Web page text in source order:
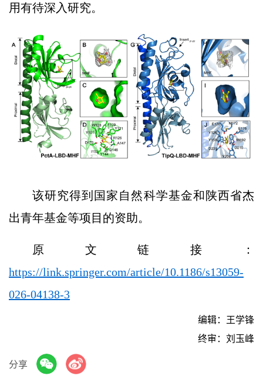
用有待深入研究。
该研究得到国家自然科学基金和陕西省杰
出青年基金等项目的资助。
原文链接：
https://link.springer.com/article/10.1186/s13059-
026-04138-3
编辑：王学锋
终审：刘玉峰
分享